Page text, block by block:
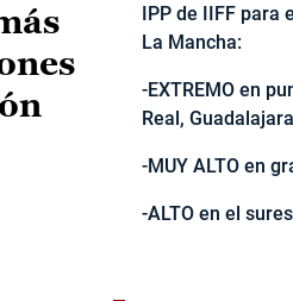
IPP de IIFF
La Mancha:
-EXTREMO en
Real,
-MUY ALTO en
-ALTO en el